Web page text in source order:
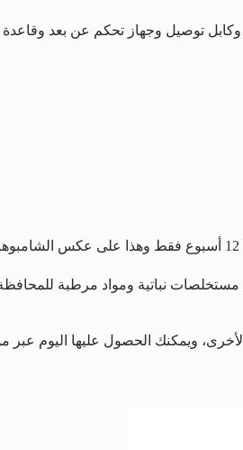
توصيل وجهاز تحكم عن بعد
مستخلصات نباتية ومواد مرطبة
ويمكنك الحصول عليها اليوم عبر